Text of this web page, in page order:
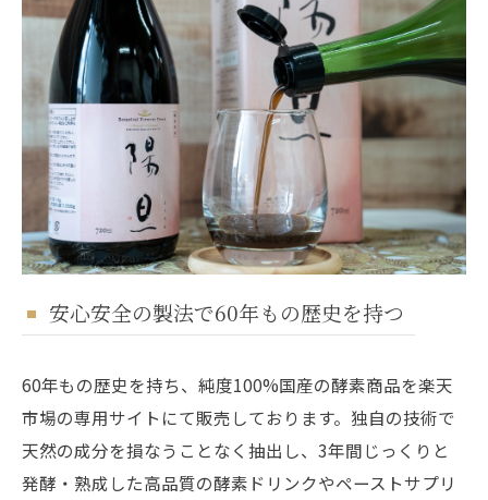
安心安全の製法で60年もの歴史を持つ
60年もの歴史を持ち、純度100%国産の酵素商品を楽天
市場の専用サイトにて販売しております。独自の技術で
天然の成分を損なうことなく抽出し、3年間じっくりと
発酵・熟成した高品質の酵素ドリンクやペーストサプリ